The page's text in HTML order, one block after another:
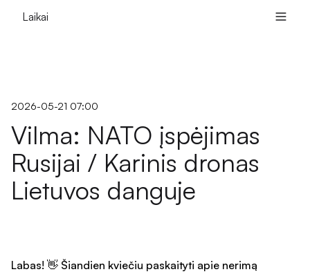
Laikai
2026-05-21 07:00
Vilma: NATO įspėjimas
Rusijai / Karinis dronas
Lietuvos danguje
Labas! 👋 Šiandien kviečiu paskaityti apie nerimą